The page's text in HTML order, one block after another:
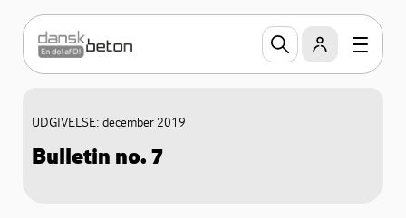
UDGIVELSE: december 2019
Bulletin no. 7